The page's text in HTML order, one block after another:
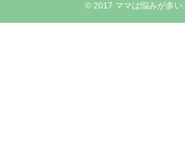
© 2017 ママは悩みが多い.